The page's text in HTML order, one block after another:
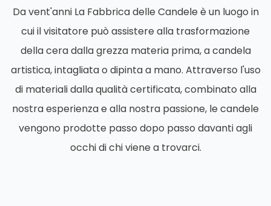
Da vent'anni La Fabbrica delle Candele è un luogo in
cui il visitatore può assistere alla trasformazione
della cera dalla grezza materia prima, a candela
artistica, intagliata o dipinta a mano. Attraverso l'uso
di materiali dalla qualità certificata, combinato alla
nostra esperienza e alla nostra passione, le candele
vengono prodotte passo dopo passo davanti agli
occhi di chi viene a trovarci.